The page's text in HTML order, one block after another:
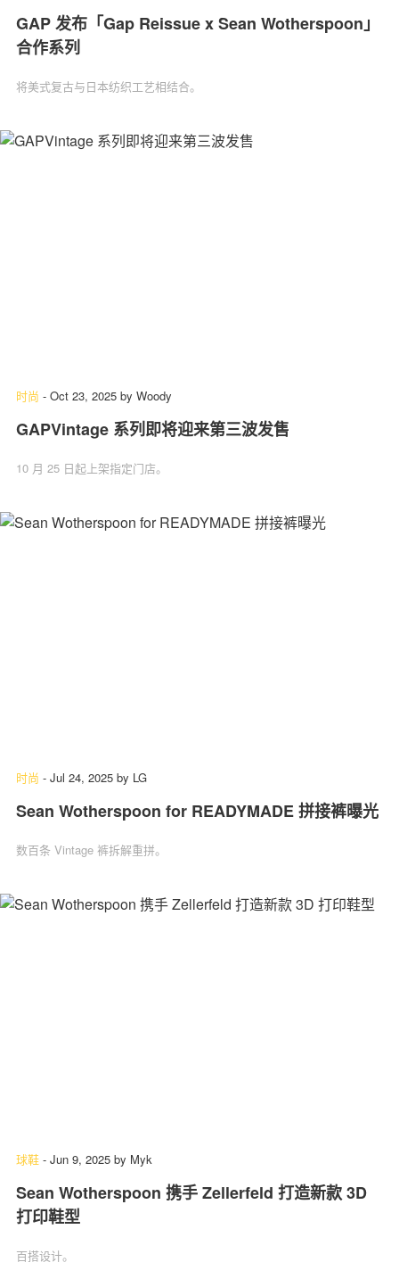
GAP 发布「Gap Reissue x Sean Wotherspoon」
合作系列
将美式复古与日本纺织工艺相结合。
时尚 - Oct 23, 2025 by Woody
GAPVintage 系列即将迎来第三波发售
10 月 25 日起上架指定门店。
时尚 - Jul 24, 2025 by LG
Sean Wotherspoon for READYMADE 拼接裤曝光
数百条 Vintage 裤拆解重拼。
球鞋 - Jun 9, 2025 by Myk
Sean Wotherspoon 携手 Zellerfeld 打造新款 3D
打印鞋型
百搭设计。